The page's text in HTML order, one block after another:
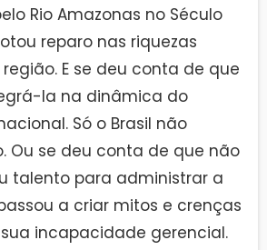
Rio Amazonas no Século
reparo nas riquezas
E se deu conta de que
la na dinâmica do
Só o Brasil não
Ou se deu conta de que não
talento para administrar a
a criar mitos e crenças
incapacidade gerencial.